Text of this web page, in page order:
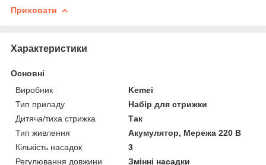
Приховати
Характеристики
Основні
Виробник
Kemei
Тип приладу
Набір для стрижки
Дитяча/тиха стрижка
Так
Тип живлення
Акумулятор, Мережа 220 В
Кількість насадок
3
Регулювання довжини
Змінні насадки